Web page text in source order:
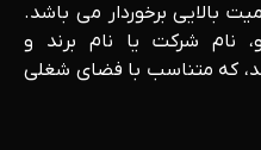
بالایی برخوردار می باشد.
نام شرکت یا نام برند و
که متناسب با فضای شغلی